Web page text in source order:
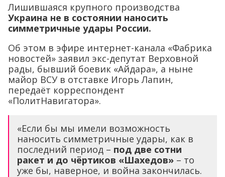
Лишившаяся крупного производства
Украина не в состоянии наносить
симметричные удары России.
Об этом в эфире интернет-канала «Фабрика
новостей» заявил экс-депутат Верховной
рады, бывший боевик «Айдара», а ныне
майор ВСУ в отставке Игорь Лапин,
передаёт корреспондент
«ПолитНавигатора».
«Если бы мы имели возможность
наносить симметричные удары, как в
последний период – под две сотни
ракет и до чёртиков «Шахедов» – то
уже бы, наверное, и война закончилась.